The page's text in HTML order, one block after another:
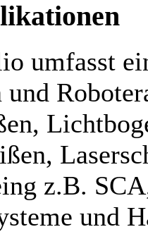
umfasst
und
z.B.
und